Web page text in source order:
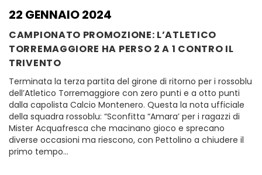
22 GENNAIO 2024
CAMPIONATO PROMOZIONE: L’ATLETICO
TORREMAGGIORE HA PERSO 2 A 1 CONTRO IL
TRIVENTO
Terminata la terza partita del girone di ritorno per i rossoblu
dell’Atletico Torremaggiore con zero punti e a otto punti
dalla capolista Calcio Montenero. Questa la nota ufficiale
della squadra rossoblu: “Sconfitta “Amara’ per i ragazzi di
Mister Acquafresca che macinano gioco e sprecano
diverse occasioni ma riescono, con Pettolino a chiudere il
primo tempo…